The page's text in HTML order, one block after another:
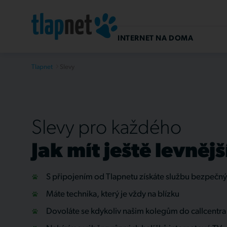
INTERNET NA DOMA
Tlapnet
Slevy pro každého
Jak mít ještě
S připojením od Tlapnetu získáte službu
Máte technika, který je vždy na blízku
Dovoláte se kdykoliv našim kolegům do callcentra